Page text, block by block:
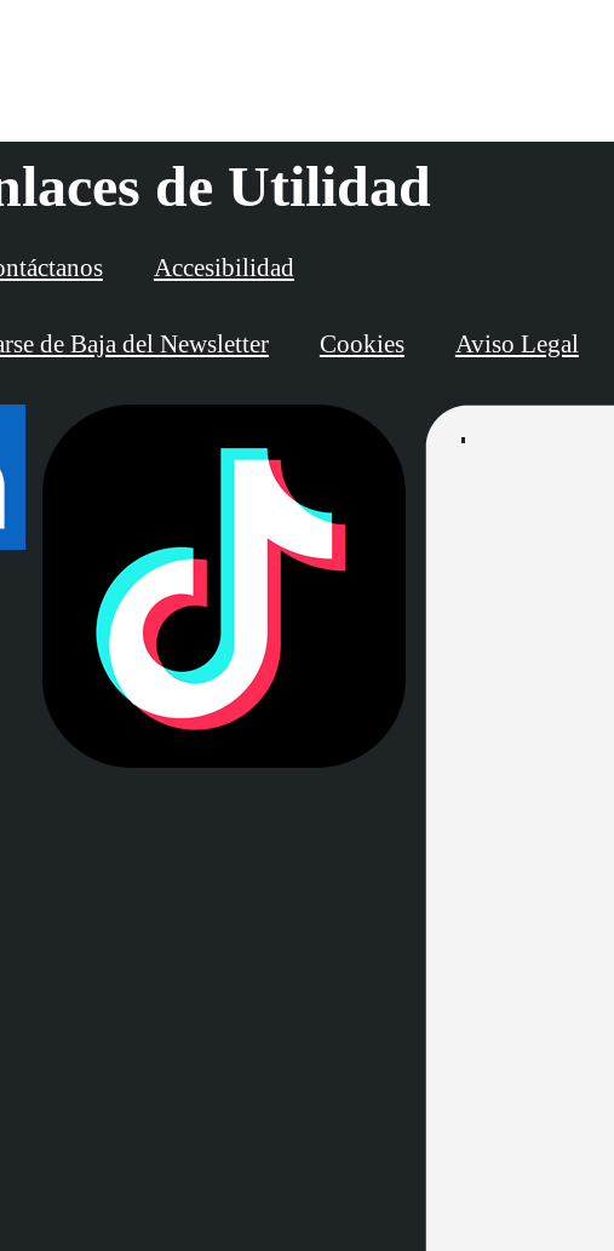
de Utilidad
Accesibilidad
de Baja del Newsletter Cookies Aviso Legal